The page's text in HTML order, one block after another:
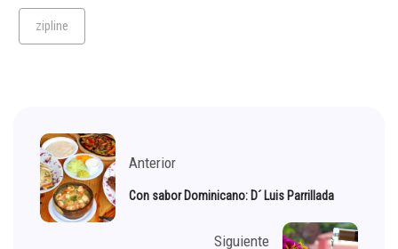
zipline
Anterior
Con sabor Dominicano: D´ Luis Parrillada
Siguiente